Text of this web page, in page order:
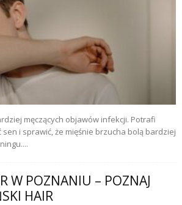
męczących objawów infekcji. Potrafi
sen i sprawić, że mięśnie brzucha bolą bardziej
W POZNANIU – POZNAJ
HAIR